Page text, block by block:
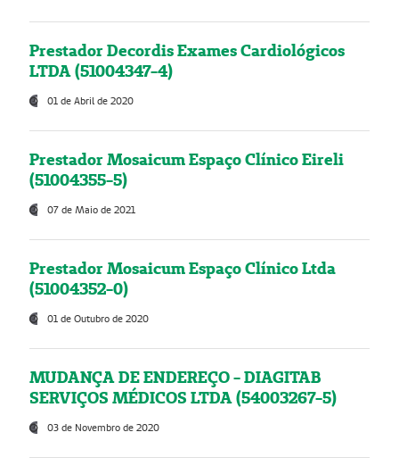
Prestador Decordis Exames Cardiológicos
LTDA (51004347-4)
01 de Abril de 2020
Prestador Mosaicum Espaço Clínico Eireli
(51004355-5)
07 de Maio de 2021
Prestador Mosaicum Espaço Clínico Ltda
(51004352-0)
01 de Outubro de 2020
MUDANÇA DE ENDEREÇO - DIAGITAB
SERVIÇOS MÉDICOS LTDA (54003267-5)
03 de Novembro de 2020